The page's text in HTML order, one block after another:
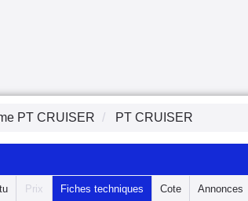
PT CRUISER PT CRUISER
Prix Fiches techniques Cote Annonces